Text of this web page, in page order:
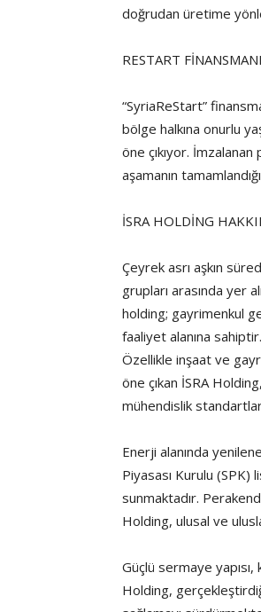
doğrudan üretime
RESTART
“SyriaReStart”
bölge halkına onurlu
öne çıkıyor.
aşamanın
İSRA HOLDİNG
Çeyrek asrı aşkın
grupları arasında yer
holding; gayrimenkul
faaliyet alanına sahiptir.
Özellikle inşaat ve
öne çıkan İSRA
mühendislik
Enerji alanında
Piyasası Kurulu
sunmaktadır.
Holding, ulusal ve
Güçlü sermaye
Holding,